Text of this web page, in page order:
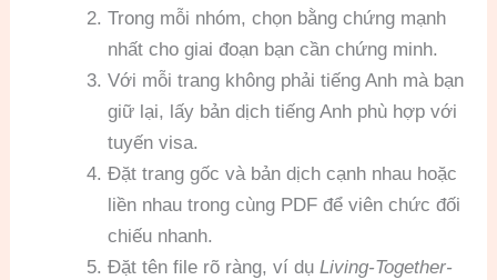
Trong mỗi nhóm, chọn bằng chứng mạnh
nhất cho giai đoạn bạn cần chứng minh.
Với mỗi trang không phải tiếng Anh mà bạn
giữ lại, lấy bản dịch tiếng Anh phù hợp với
tuyến visa.
Đặt trang gốc và bản dịch cạnh nhau hoặc
liền nhau trong cùng PDF để viên chức đối
chiếu nhanh.
Đặt tên file rõ ràng, ví dụLiving-Together-